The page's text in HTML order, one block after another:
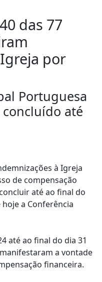
das 77
por
Portuguesa
até
à Igreja
de compensação
até ao final do
a Conferência
até ao final do dia 31
a vontade
financeira.